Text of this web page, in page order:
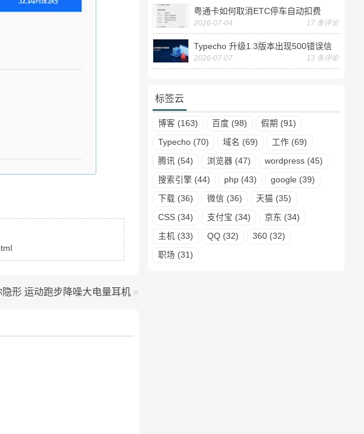
形 运动跑步降噪大电量耳机 »
粤通卡如何取消ETC停车自动扣费
2026-07-04 17 条评论
Typecho 升级1.3版本出现500错误信
息
2026-07-07 13 条评论
标签云
博客 (163) 百度 (98) 假期 (91)
Typecho (70) 域名 (69) 工作 (69)
腾讯 (54) 浏览器 (47) wordpress (45)
搜索引擎 (44) php (43) google (39)
下载 (36) 微信 (36) 天猫 (35)
CSS (34) 支付宝 (34) 京东 (34)
主机 (33) QQ (32) 360 (32)
职场 (31)